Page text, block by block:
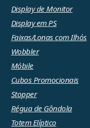
Display de Monitor
Display em PS
Faixas/Lonas com Ilhós
Wobbler
Móbile
Cubos Promocionais
Stopper
Régua de Gôndola
Totem Elíptico